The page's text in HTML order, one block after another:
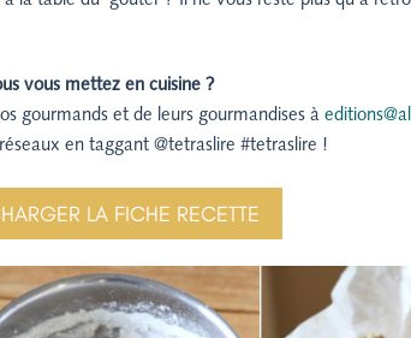
vous mettez en cuisine ?
gourmands et de leurs gourmandises à
en taggant @tetraslire #tetraslire !
LA FICHE RECETTE